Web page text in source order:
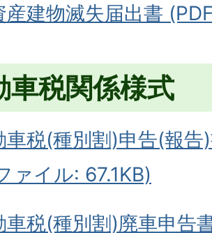
産建物滅失届出書
車税関係様式
車税(種別割)申告(報告
ァイル: 67.1KB)
車税(種別割)廃車申告